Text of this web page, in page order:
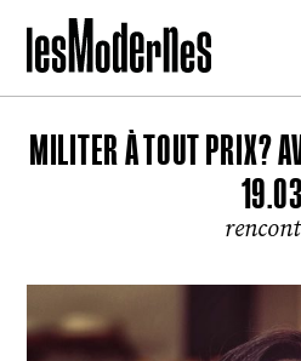
MILITER À TOUT PRIX?
19.03